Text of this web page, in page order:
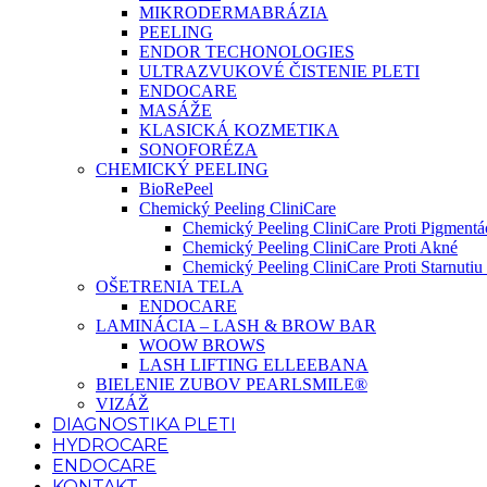
MIKRODERMABRÁZIA
PEELING
ENDOR TECHONOLOGIES
ULTRAZVUKOVÉ ČISTENIE PLETI
ENDOCARE
MASÁŽE
KLASICKÁ KOZMETIKA
SONOFORÉZA
CHEMICKÝ PEELING
BioRePeel
Chemický Peeling CliniCare
Chemický Peeling CliniCare Proti
Chemický Peeling CliniCare Proti Akné
Chemický Peeling CliniCare Proti Starnutiu
OŠETRENIA TELA
ENDOCARE
LAMINÁCIA – LASH & BROW BAR
WOOW BROWS
LASH LIFTING ELLEEBANA
BIELENIE ZUBOV PEARLSMILE®
VIZÁŽ
DIAGNOSTIKA PLETI
HYDROCARE
ENDOCARE